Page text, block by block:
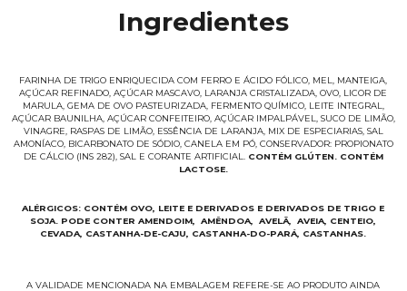
Ingredientes
FARINHA DE TRIGO ENRIQUECIDA COM FERRO E ÁCIDO FÓLICO, MEL, MANTEIGA,
AÇÚCAR REFINADO, AÇÚCAR MASCAVO, LARANJA CRISTALIZADA, OVO, LICOR DE
MARULA, GEMA DE OVO PASTEURIZADA, FERMENTO QUÍMICO, LEITE INTEGRAL,
AÇÚCAR BAUNILHA, AÇÚCAR CONFEITEIRO, AÇÚCAR IMPALPÁVEL, SUCO DE LIMÃO,
VINAGRE, RASPAS DE LIMÃO, ESSÊNCIA DE LARANJA, MIX DE ESPECIARIAS, SAL
AMONÍACO, BICARBONATO DE SÓDIO, CANELA EM PÓ, CONSERVADOR: PROPIONATO
DE CÁLCIO (INS 282), SAL E CORANTE ARTIFICIAL. CONTÉM GLÚTEN. CONTÉM
LACTOSE.
ALÉRGICOS: CONTÉM OVO, LEITE E DERIVADOS E DERIVADOS DE TRIGO E
SOJA. PODE CONTER AMENDOIM, AMÊNDOA, AVELÃ, AVEIA, CENTEIO,
CEVADA, CASTANHA-DE-CAJU, CASTANHA-DO-PARÁ, CASTANHAS.
A VALIDADE MENCIONADA NA EMBALAGEM REFERE-SE AO PRODUTO AINDA